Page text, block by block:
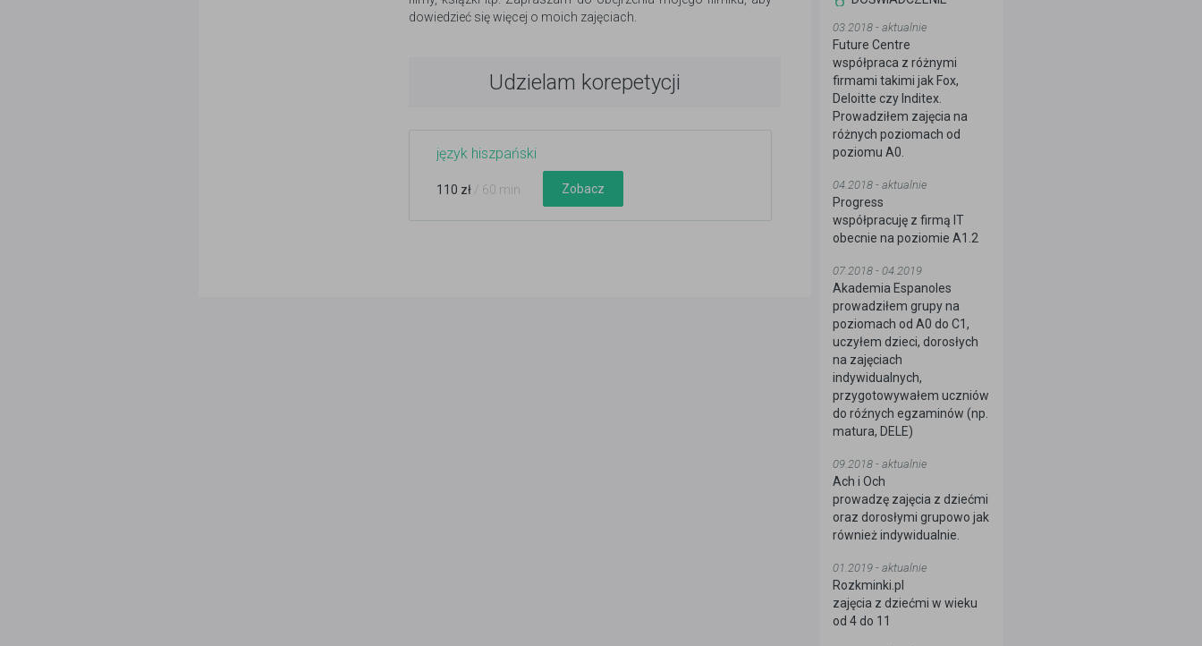
dowiedzieć się więcej o moich zajęciach.
Udzielam korepetycji
język hiszpański
110 zł / 60 min Zobacz
03.2018 - aktualnie
Future Centre
współpraca z różnymi
firmami takimi jak Fox,
Deloitte czy Inditex.
Prowadziłem zajęcia na
różnych poziomach od
poziomu A0.
04.2018 - aktualnie
Progress
współpracuję z firmą IT
obecnie na poziomie A1.2
07.2018 - 04.2019
Akademia Espanoles
prowadziłem grupy na
poziomach od A0 do C1,
uczyłem dzieci, dorosłych
na zajęciach
indywidualnych,
przygotowywałem uczniów
do róźnych egzaminów (np.
matura, DELE)
09.2018 - aktualnie
Ach i Och
prowadzę zajęcia z dziećmi
oraz dorosłymi grupowo jak
również indywidualnie.
01.2019 - aktualnie
Rozkminki.pl
zajęcia z dziećmi w wieku
od 4 do 11